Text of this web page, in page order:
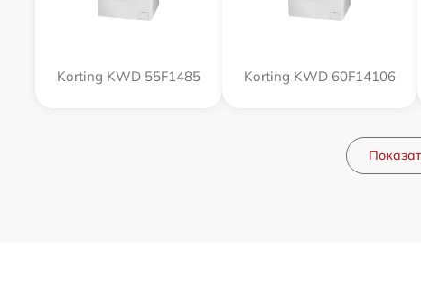
Korting KWD 55F1485 Korting KWD 60F14106